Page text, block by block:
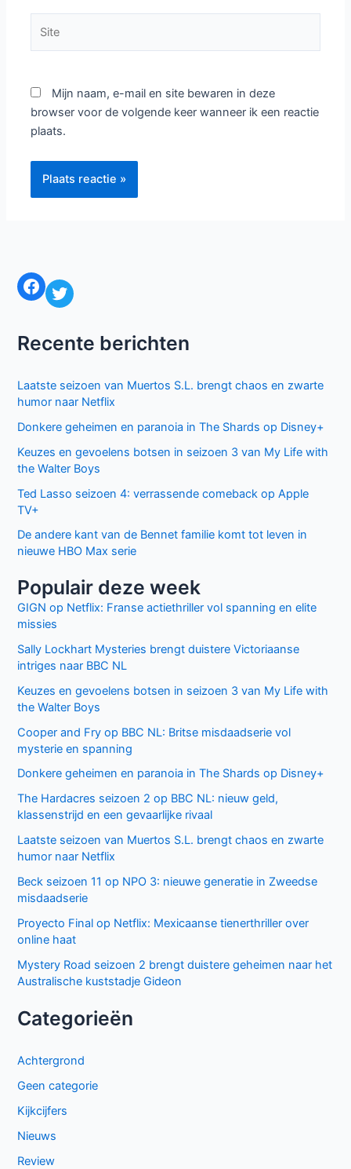
Mijn naam, e-mail en site bewaren in deze
browser voor de volgende keer wanneer ik een reactie
plaats.
Facebook Twitter
Recente berichten
Laatste seizoen van Muertos S.L. brengt chaos en zwarte
humor naar Netflix
Donkere geheimen en paranoia in The Shards op Disney+
Keuzes en gevoelens botsen in seizoen 3 van My Life with
the Walter Boys
Ted Lasso seizoen 4: verrassende comeback op Apple
TV+
De andere kant van de Bennet familie komt tot leven in
nieuwe HBO Max serie
Populair deze week
GIGN op Netflix: Franse actiethriller vol spanning en elite
missies
Sally Lockhart Mysteries brengt duistere Victoriaanse
intriges naar BBC NL
Keuzes en gevoelens botsen in seizoen 3 van My Life with
the Walter Boys
Cooper and Fry op BBC NL: Britse misdaadserie vol
mysterie en spanning
Donkere geheimen en paranoia in The Shards op Disney+
The Hardacres seizoen 2 op BBC NL: nieuw geld,
klassenstrijd en een gevaarlijke rivaal
Laatste seizoen van Muertos S.L. brengt chaos en zwarte
humor naar Netflix
Beck seizoen 11 op NPO 3: nieuwe generatie in Zweedse
misdaadserie
Proyecto Final op Netflix: Mexicaanse tienerthriller over
online haat
Mystery Road seizoen 2 brengt duistere geheimen naar het
Australische kuststadje Gideon
Categorieën
Achtergrond
Geen categorie
Kijkcijfers
Nieuws
Review